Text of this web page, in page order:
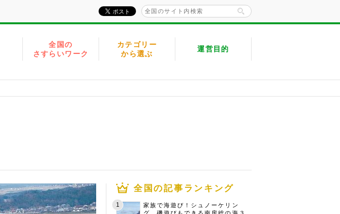
全国の
さすらいワーク
カテゴリー
から選ぶ
運営目的
全国の記事ランキング
家族で海遊び！シュノーケリン